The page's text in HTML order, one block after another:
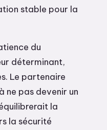
stable pour la
du
déterminant,
Le partenaire
ne pas devenir un
la
la sécurité